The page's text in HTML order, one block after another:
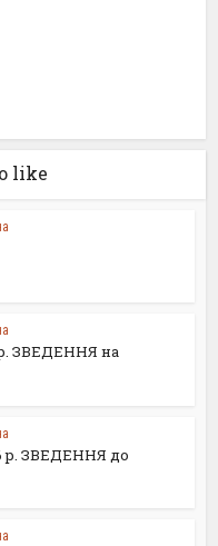
like
ЗВЕДЕННЯ на
р. ЗВЕДЕННЯ до